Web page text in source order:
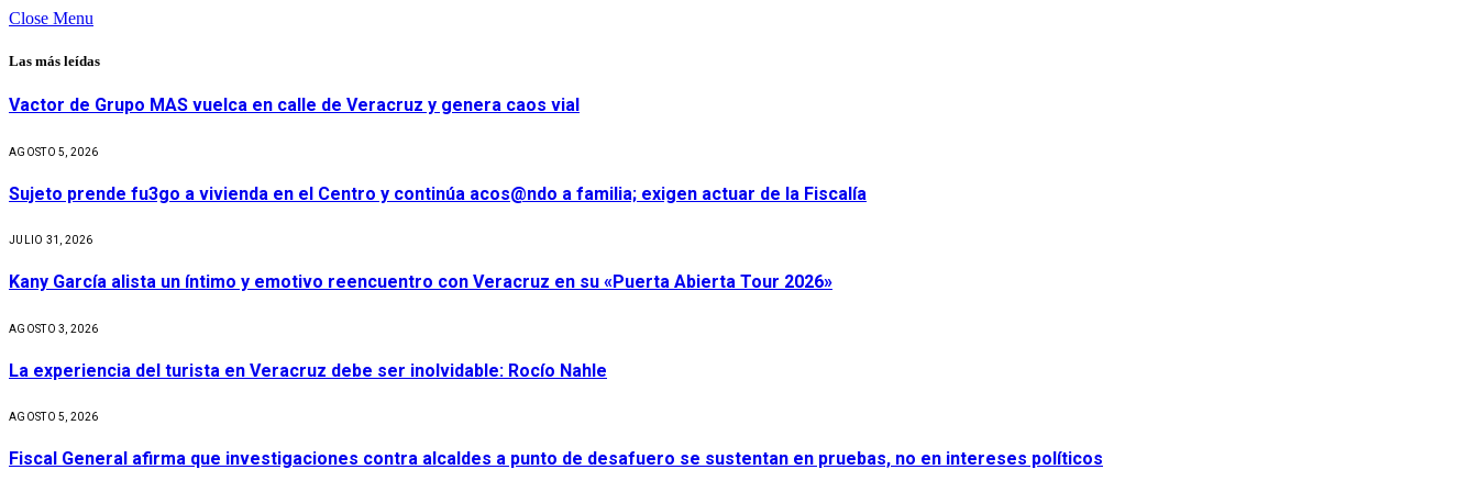
Close Menu
Las más leídas
Vactor de Grupo MAS vuelca en calle de Veracruz y genera caos vial
AGOSTO 5, 2026
Sujeto prende fu3go a vivienda en el Centro y continúa acos@ndo a familia; exigen actuar de la Fiscalía
JULIO 31, 2026
Kany García alista un íntimo y emotivo reencuentro con Veracruz en su «Puerta Abierta Tour 2026»
AGOSTO 3, 2026
La experiencia del turista en Veracruz debe ser inolvidable: Rocío Nahle
AGOSTO 5, 2026
Fiscal General afirma que investigaciones contra alcaldes a punto de desafuero se sustentan en pruebas, no en intereses políticos